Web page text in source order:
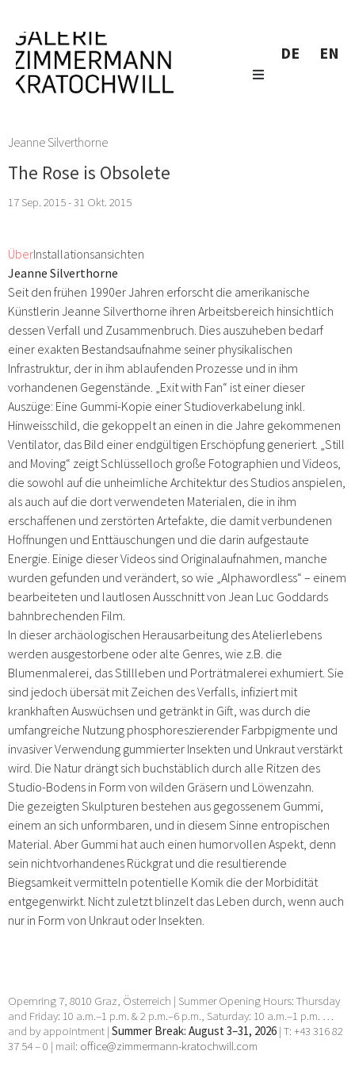
DE EN
Jeanne Silverthorne
The Rose is Obsolete
17 Sep. 2015 - 31 Okt. 2015
ÜberInstallationsansichten
Jeanne Silverthorne
Seit den frühen 1990er Jahren erforscht die amerikanische
Künstlerin Jeanne Silverthorne ihren Arbeitsbereich hinsichtlich
dessen Verfall und Zusammenbruch. Dies auszuheben bedarf
einer exakten Bestandsaufnahme seiner physikalischen
Infrastruktur, der in ihm ablaufenden Prozesse und in ihm
vorhandenen Gegenstände. „Exit with Fan“ ist einer dieser
Auszüge: Eine Gummi-Kopie einer Studioverkabelung inkl.
Hinweisschild, die gekoppelt an einen in die Jahre gekommenen
Ventilator, das Bild einer endgültigen Erschöpfung generiert. „Still
and Moving“ zeigt Schlüsselloch große Fotographien und Videos,
die sowohl auf die unheimliche Architektur des Studios anspielen,
als auch auf die dort verwendeten Materialen, die in ihm
erschaffenen und zerstörten Artefakte, die damit verbundenen
Hoffnungen und Enttäuschungen und die darin aufgestaute
Energie. Einige dieser Videos sind Originalaufnahmen, manche
wurden gefunden und verändert, so wie „Alphawordless“ – einem
bearbeiteten und lautlosen Ausschnitt von Jean Luc Goddards
bahnbrechenden Film.
In dieser archäologischen Herausarbeitung des Atelierlebens
werden ausgestorbene oder alte Genres, wie z.B. die
Blumenmalerei, das Stillleben und Porträtmalerei exhumiert. Sie
sind jedoch übersät mit Zeichen des Verfalls, infiziert mit
krankhaften Auswüchsen und getränkt in Gift, was durch die
umfangreiche Nutzung phosphoreszierender Farbpigmente und
invasiver Verwendung gummierter Insekten und Unkraut verstärkt
wird. Die Natur drängt sich buchstäblich durch alle Ritzen des
Studio-Bodens in Form von wilden Gräsern und Löwenzahn.
Die gezeigten Skulpturen bestehen aus gegossenem Gummi,
einem an sich unformbaren, und in diesem Sinne entropischen
Material. Aber Gummi hat auch einen humorvollen Aspekt, denn
sein nichtvorhandenes Rückgrat und die resultierende
Biegsamkeit vermitteln potentielle Komik die der Morbidität
entgegenwirkt. Nicht zuletzt blinzelt das Leben durch, wenn auch
nur in Form von Unkraut oder Insekten.
Opernring 7, 8010 Graz, Österreich | Summer Opening Hours: Thursday
and Friday: 10 a.m.–1 p.m. & 2 p.m.–6 p.m., Saturday: 10 a.m.–1 p.m. …
and by appointment | Summer Break: August 3–31, 2026 | T: +43 316 82
37 54 – 0 | mail: office@zimmermann-kratochwill.com